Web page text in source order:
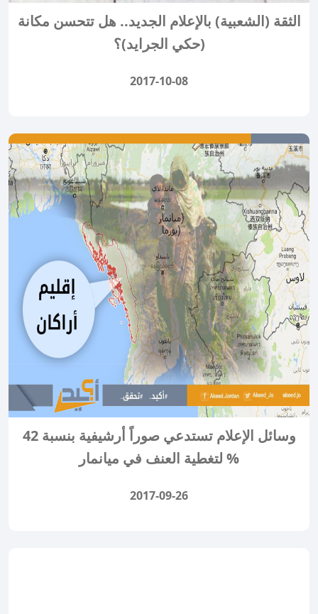
الثقة (الشعبية) بالإعلام الجديد.. هل تتحسن مكانة
(حكي الجرايد)؟
2017-10-08
وسائل الإعلام تستدعي صوراً أرشيفية بنسبة 42
% لتغطية العنف في ميانمار
2017-09-26